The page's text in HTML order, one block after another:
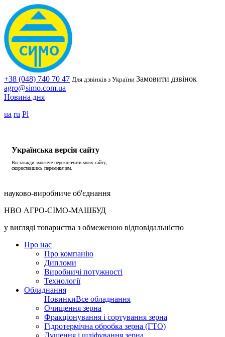
+38 (048) 740 70 47 Для дзвінків з України Замовити дзвінок
agro@simo.com.ua
Новина дня
ua ru Pl
Українська версія сайту
Ви завжди зможете переключити мову сайту,
скориставшись перемикачем.
науково-виробниче об'єднання
НВО АГРО-СІМО-МАШБУД
у вигляді товариства з обмеженою відповідальністю
Про нас
Про компанію
Дипломи
Виробничі потужності
Технології
Обладнання
НовинкиВсе обладнання
Очищення зерна
Фракціонування і сортування зерна
Гідротермічна обробка зерна (ГТО)
Лущення і шліфування зерна